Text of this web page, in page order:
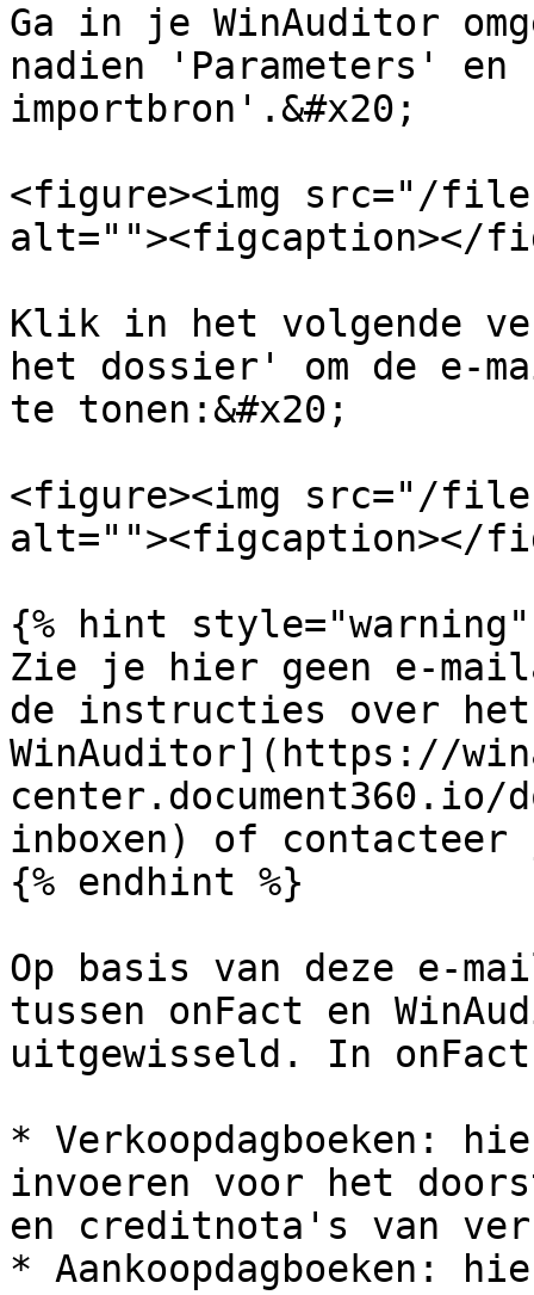
Ga in je WinAuditor
nadien 'Parameters'
importbron'.&#x20;
<figure><img src="/
alt=""><figcaption></
Klik in het volgende
het dossier' om de e-
te tonen:&#x20;
<figure><img src="/
alt=""><figcaption></
{% hint style="warning"
Zie je hier geen e-
de instructies over het
WinAuditor](https://
center.document360.io/
inboxen) of contacteer
{% endhint %}
Op basis van deze e-
tussen onFact en
uitgewisseld. In
* Verkoopdagboeken:
invoeren voor het
en creditnota's van
* Aankoopdagboeken: